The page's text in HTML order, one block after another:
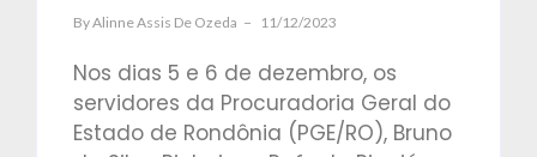
ByAlinne Assis De Ozeda 11/12/2023
Nos dias 5 e 6 de dezembro, os
servidores da Procuradoria Geral do
Estado de Rondônia (PGE/RO), Bruno